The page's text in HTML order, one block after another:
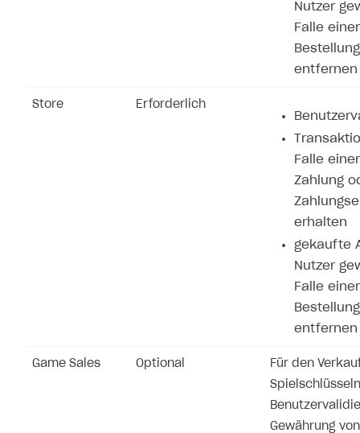
Nutzer
Falle
entfernen
Store Erforderlich
Falle
Zahlung
erhalten
gekaufte
Nutzer
Falle
entfernen
Game Sales Optional
Für den
Gewährung